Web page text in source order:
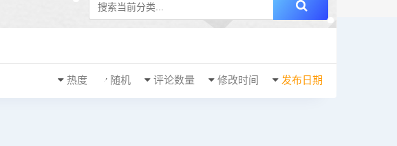
发布日期
修改时间
评论数量
随机
热度